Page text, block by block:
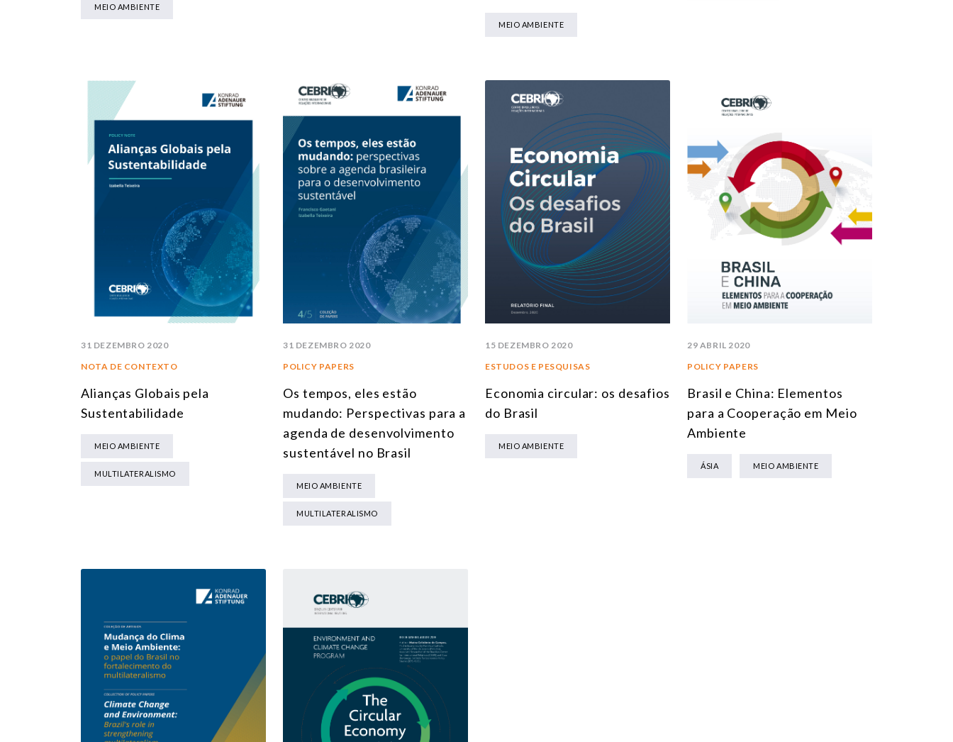
MEIO AMBIENTE
MEIO AMBIENTE
31 DEZEMBRO 2020
NOTA DE CONTEXTO
Alianças Globais pela
Sustentabilidade
MEIO AMBIENTE
MULTILATERALISMO
31 DEZEMBRO 2020
POLICY PAPERS
Os tempos, eles estão
mudando: Perspectivas para a
agenda de desenvolvimento
sustentável no Brasil
MEIO AMBIENTE
MULTILATERALISMO
15 DEZEMBRO 2020
ESTUDOS E PESQUISAS
Economia circular: os desafios
do Brasil
MEIO AMBIENTE
29 ABRIL 2020
POLICY PAPERS
Brasil e China: Elementos
para a Cooperação em Meio
Ambiente
ÁSIA MEIO AMBIENTE